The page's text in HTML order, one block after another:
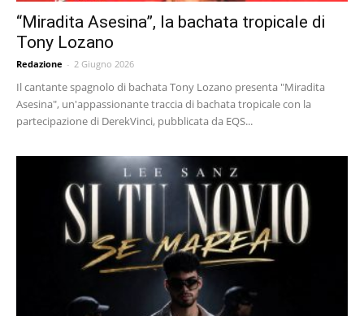
“Miradita Asesina”, la bachata tropicale di
Tony Lozano
Redazione - 2 Giugno 2026
Il cantante spagnolo di bachata Tony Lozano presenta "Miradita
Asesina", un'appassionante traccia di bachata tropicale con la
partecipazione di DerekVinci, pubblicata da EQS...